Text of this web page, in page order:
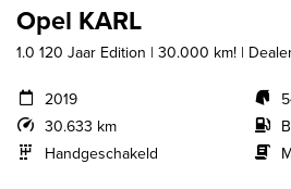
Opel KARL
1.0 120 Jaar Edition | 30.000 km! |
2019
30.633 km
Handgeschakeld